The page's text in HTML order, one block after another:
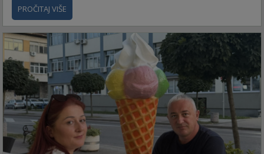
PROČITAJ VIŠE